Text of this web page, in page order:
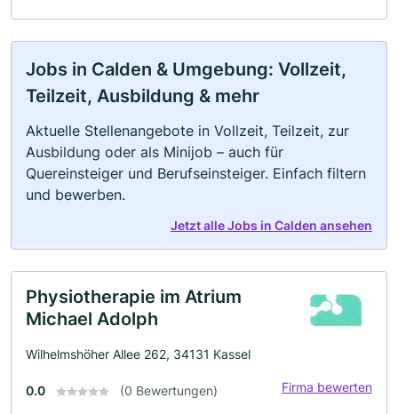
Jobs in Calden & Umgebung: Vollzeit,
Teilzeit, Ausbildung & mehr
Aktuelle Stellenangebote in Vollzeit, Teilzeit, zur
Ausbildung oder als Minijob – auch für
Quereinsteiger und Berufseinsteiger. Einfach filtern
und bewerben.
Jetzt alle Jobs in Calden ansehen
Physiotherapie im Atrium
Michael Adolph
Wilhelmshöher Allee 262, 34131 Kassel
0.0 (0 Bewertungen) Firma bewerten